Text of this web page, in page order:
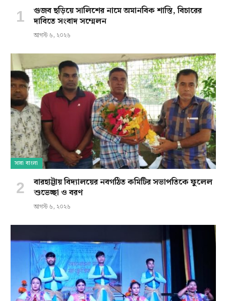
গুজব ছড়িয়ে সালিশের নামে অমানবিক শাস্তি, বিচারের
দাবিতে সংবাদ সম্মেলন
আগস্ট ৬, ২০২৬
সারা বাংলা
বারহাট্টায় বিদ্যালয়ের নবগঠিত কমিটির সভাপতিকে ফুলেল
শুভেচ্ছা ও বরণ
আগস্ট ৬, ২০২৬